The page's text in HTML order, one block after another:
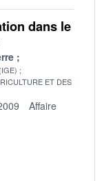
dans le
ET DES
Affaire